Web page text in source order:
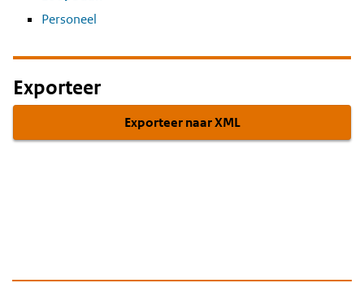
Personeel
Exporteer
Exporteer naar XML